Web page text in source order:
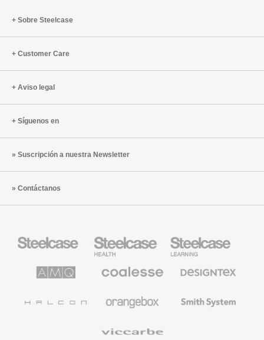
Sobre Steelcase
Customer Care
Aviso legal
Síguenos en
Suscripción a nuestra Newsletter
Contáctanos
Steelcase
para
sanidad
Steelcase
para
educación
Steelcase
Solutions
premium
System